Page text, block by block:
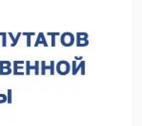
в сквере Свердлова